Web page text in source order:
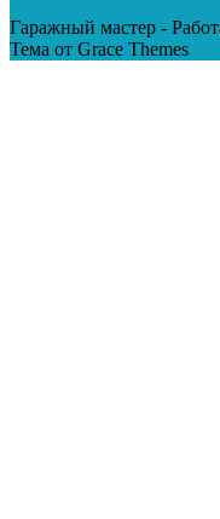
Гаражный мастер -
Тема от Grace Themes